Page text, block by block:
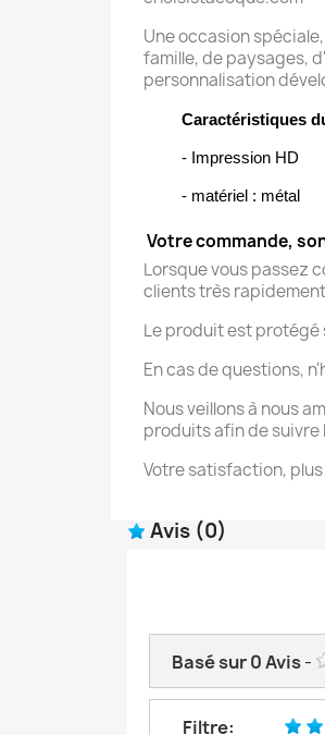
Une occasion
famille, de paysages,
personnalisation
Caractéristiques
- Impression HD
- matériel : métal
Votre commande,
Lorsque vous passez
clients très
Le produit est protégé
En cas de questions,
Nous veillons à nous
produits afin de suivre
Votre satisfaction,
Avis (0)
Basé sur0Avis-
Filtre: